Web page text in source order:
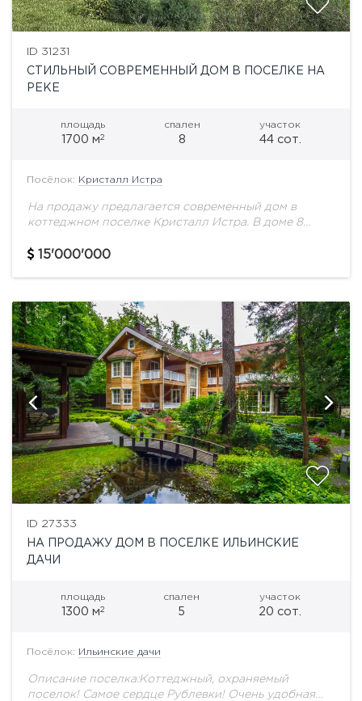
ID 31231
СТИЛЬНЫЙ СОВРЕМЕННЫЙ ДОМ В ПОСЕЛКЕ НА
РЕКЕ
площадь
1700 м2
спален
8
участок
44 сот.
Посёлок: Кристалл Истра
На продажу предлагается современный дом в
коттеджном поселке Кристалл Истра. В доме 8
кинотеатр, винный зал, SPA-зона, гостиная с
15'000'000
ID 27333
НА ПРОДАЖУ ДОМ В ПОСЕЛКЕ ИЛЬИНСКИЕ
ДАЧИ
площадь
1300 м2
спален
5
участок
20 сот.
Посёлок: Ильинские дачи
Описание поселка:Коттеджный, охраняемый
поселок! Самое сердце Рублевки! Очень удобная